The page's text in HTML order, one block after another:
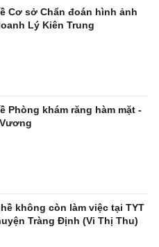
Cơ sở Chẩn đoán hình ảnh
Lý Kiên Trung
Phòng khám răng hàm mặt -
không còn làm việc tại TYT
Tràng Định (Vi Thị Thu)